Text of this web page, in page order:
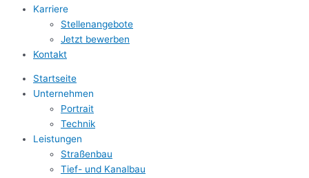
Karriere
Stellenangebote
Jetzt bewerben
Kontakt
Startseite
Unternehmen
Portrait
Technik
Leistungen
Straßenbau
Tief- und Kanalbau